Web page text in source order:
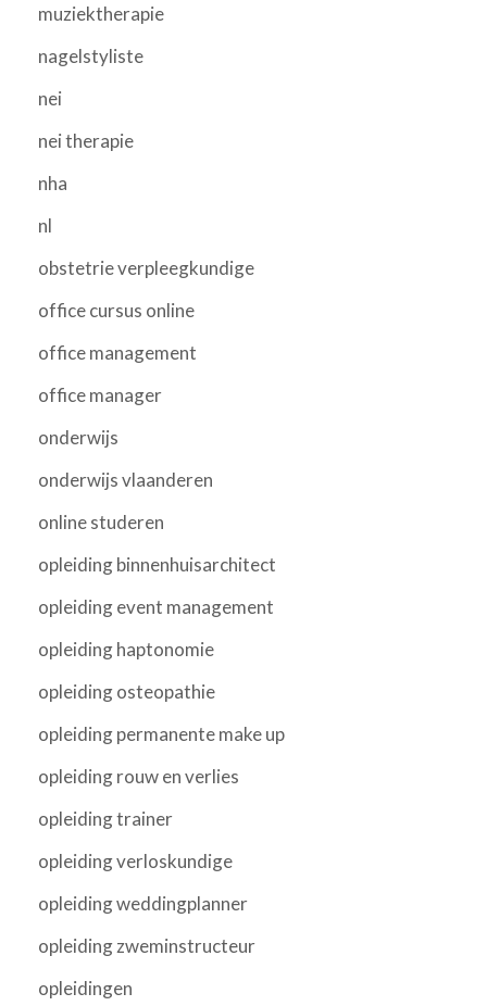
muziektherapie
nagelstyliste
nei
nei therapie
nha
nl
obstetrie verpleegkundige
office cursus online
office management
office manager
onderwijs
onderwijs vlaanderen
online studeren
opleiding binnenhuisarchitect
opleiding event management
opleiding haptonomie
opleiding osteopathie
opleiding permanente make up
opleiding rouw en verlies
opleiding trainer
opleiding verloskundige
opleiding weddingplanner
opleiding zweminstructeur
opleidingen